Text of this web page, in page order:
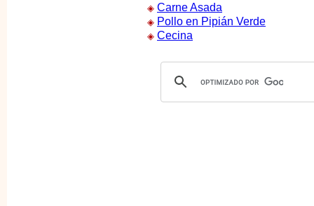
◈ Carne Asada
◈ Pollo en Pipián Verde
◈ Cecina